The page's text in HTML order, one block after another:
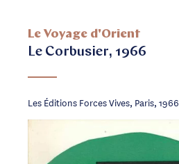
Le Voyage d'Orient
Le Corbusier, 1966
Les Éditions Forces Vives, Paris, 1966